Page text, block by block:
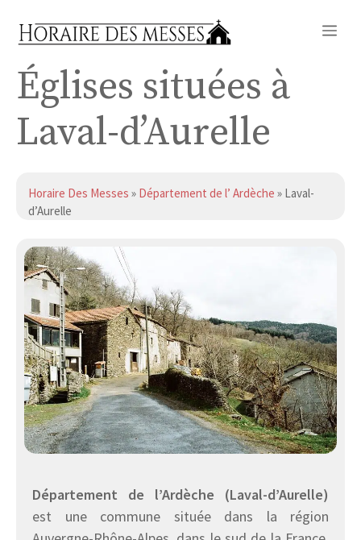
Églises situées à
Laval-d’Aurelle
Horaire Des Messes » Département de l’ Ardèche » Laval-
d’Aurelle
Département de l’Ardèche (Laval-d’Aurelle)
est une commune située dans la région